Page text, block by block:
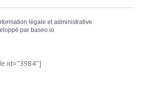
légale et administrative
par baseo.io
id="3984"]